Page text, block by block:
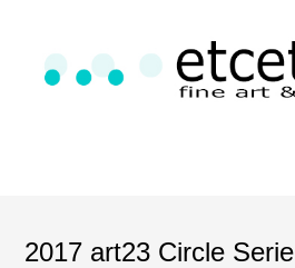
2017 art23 Circle Serie